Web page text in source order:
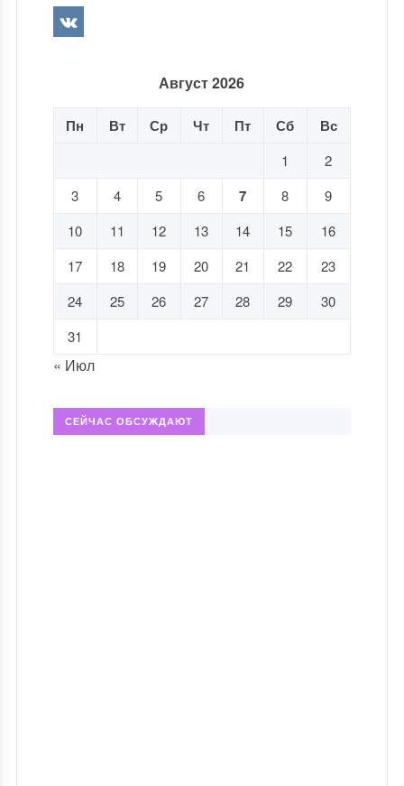
Август 2026
Пн Вт Ср Чт Пт Сб Вс
1
2
3
4 5 6 7 8
9
10
11 12 13 14 15
16
17
18 19 20 21 22
23
24
25 26 27 28 29
30
31
« Июл
СЕЙЧАС ОБСУЖДАЮТ